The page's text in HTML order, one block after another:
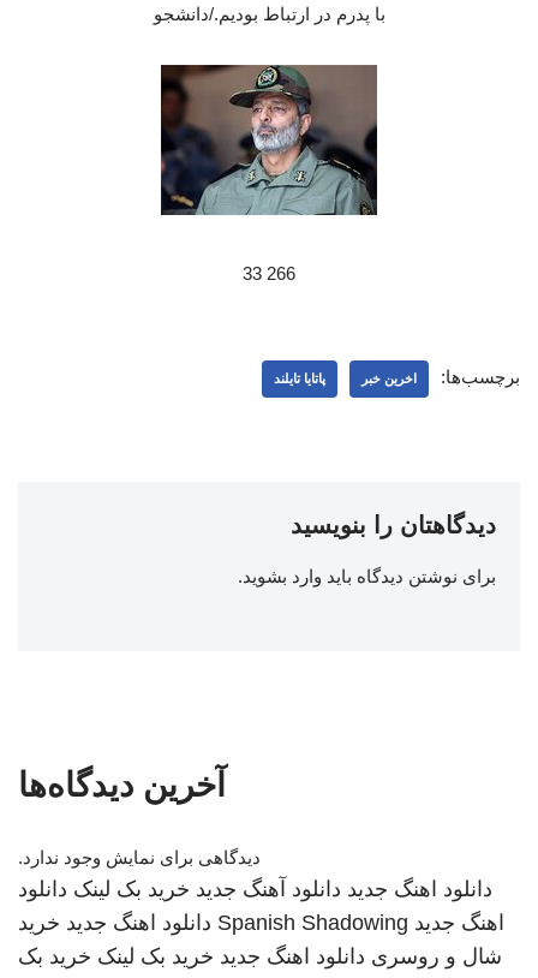
با پدرم در ارتباط بودیم./دانشجو
266 33
برچسب‌ها: اخرین خبر پاتایا تایلند
دیدگاهتان را بنویسید
برای نوشتن دیدگاه باید وارد بشوید.
آخرین دیدگاه‌ها
دیدگاهی برای نمایش وجود ندارد.
دانلود اهنگ جدید دانلود آهنگ جدید خرید بک لینک دانلود
اهنگ جدید Spanish Shadowing دانلود اهنگ جدید خرید
شال و روسری دانلود اهنگ جدید خرید بک لینک خرید بک